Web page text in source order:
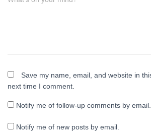
Save my name, email, and website in
next time I comment.
Notify me of follow-up comments by email.
Notify me of new posts by email.